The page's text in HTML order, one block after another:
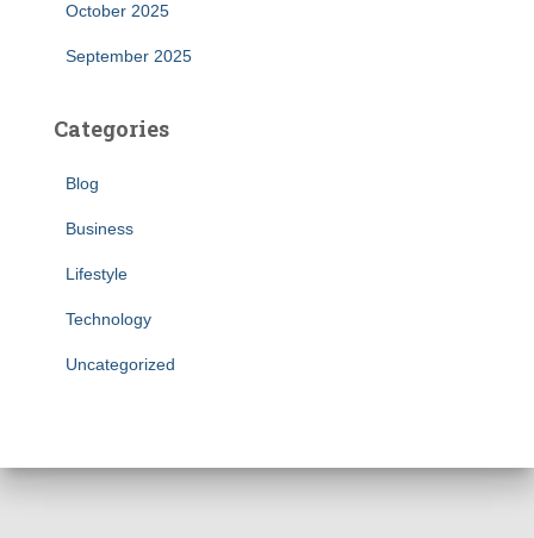
October 2025
September 2025
Categories
Blog
Business
Lifestyle
Technology
Uncategorized